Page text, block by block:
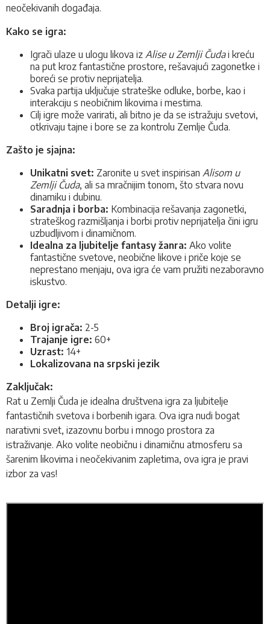
neočekivanih događaja.
Kako se igra:
Igrači ulaze u ulogu likova iz Alise u Zemlji Čudai kreću
na put kroz fantastične prostore, rešavajući zagonetke i
boreći se protiv neprijatelja.
Svaka partija uključuje strateške odluke, borbe, kao i
interakciju s neobičnim likovima i mestima.
Cilj igre može varirati, ali bitno je da se istražuju svetovi,
otkrivaju tajne i bore se za kontrolu Zemlje Čuda.
Zašto je sjajna:
Unikatni svet: Zaronite u svet inspirisan Alisom u
Zemlji Čuda, ali sa mračnijim tonom, što stvara novu
dinamiku i dubinu.
Saradnja i borba: Kombinacija rešavanja zagonetki,
strateškog razmišljanja i borbi protiv neprijatelja čini igru
uzbudljivom i dinamičnom.
Idealna za ljubitelje fantasy žanra: Ako volite
fantastične svetove, neobične likove i priče koje se
neprestano menjaju, ova igra će vam pružiti nezaboravno
iskustvo.
Detalji igre:
Broj igrača: 2-5
Trajanje igre: 60+
Uzrast: 14+
Lokalizovana na srpski jezik
Zaključak:
Rat u Zemlji Čuda je idealna društvena igra za ljubitelje
fantastičnih svetova i borbenih igara. Ova igra nudi bogat
narativni svet, izazovnu borbu i mnogo prostora za
istraživanje. Ako volite neobičnu i dinamičnu atmosferu sa
šarenim likovima i neočekivanim zapletima, ova igra je pravi
izbor za vas!